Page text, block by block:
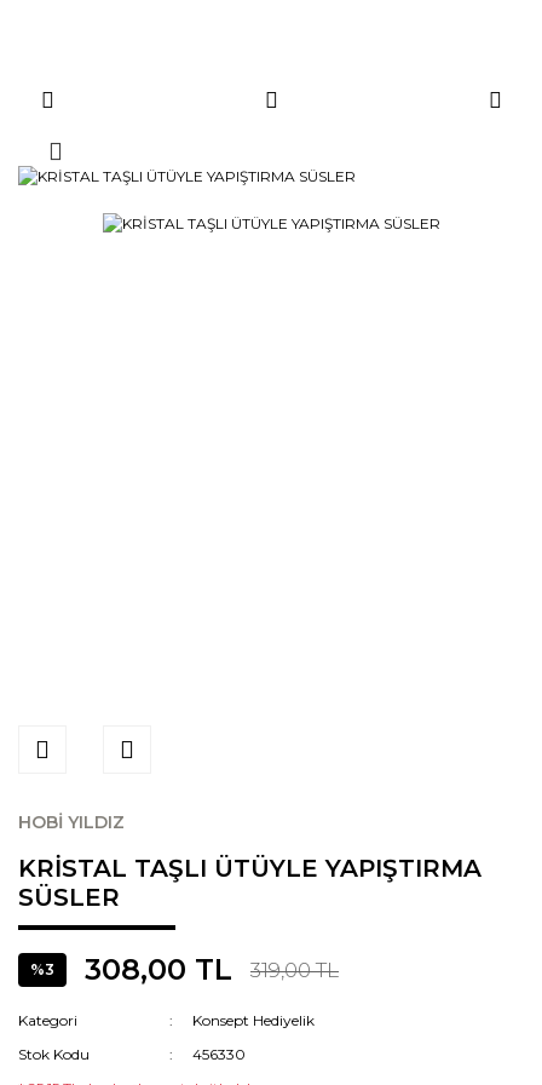
HOBİ YILDIZ
KRİSTAL TAŞLI ÜTÜYLE YAPIŞTIRMA
SÜSLER
%3 308,00 TL 319,00 TL
Kategori
Konsept Hediyelik
Stok Kodu
456330